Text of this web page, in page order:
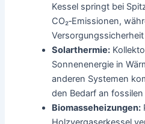
Kessel springt bei
CO₂‑Emissionen,
Solarthermie:
Sonnenenergie in
anderen Systemen
den Bedarf an
Biomasseheizungen: